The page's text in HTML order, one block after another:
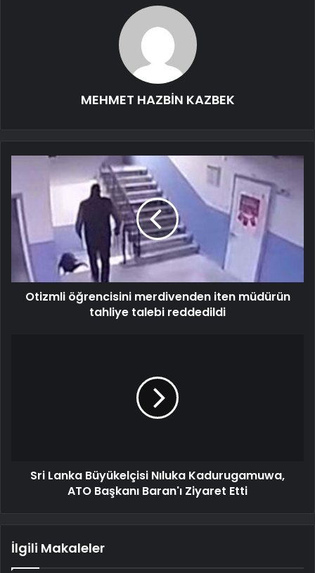
MEHMET HAZBİN KAZBEK
Otizmli öğrencisini merdivenden iten müdürün
tahliye talebi reddedildi
Sri Lanka Büyükelçisi Nıluka Kadurugamuwa,
ATO Başkanı Baran'ı Ziyaret Etti
İlgili Makaleler